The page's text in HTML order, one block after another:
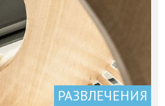
РАЗВЛЕЧЕНИЯ